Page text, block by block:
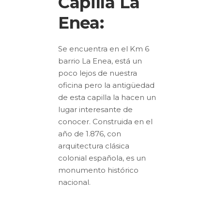
Enea:
Se encuentra en el Km 6
barrio La Enea, está un
poco lejos de nuestra
oficina pero la antigüedad
de esta capilla la hacen un
lugar interesante de
conocer. Construida en el
año de 1.876, con
arquitectura clásica
colonial española, es un
monumento histórico
nacional.